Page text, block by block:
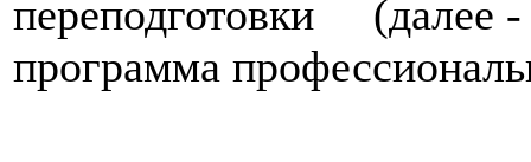
переподготовки (далее -
программа